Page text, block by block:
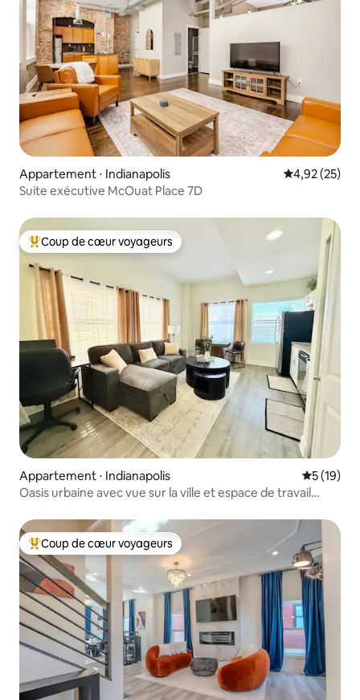
Appartement ⋅ Indianapolis Évaluation
4,92 (25)
Suite exécutive McOuat Place 7D
Coups de cœur voyageurs les plus appréciés
Coup de cœur voyageurs
Appartement ⋅ Indianapolis
5 (19)
Oasis urbaine avec vue sur la ville et espace de travail
Coups de cœur voyageurs les plus appréciés
Coup de cœur voyageurs